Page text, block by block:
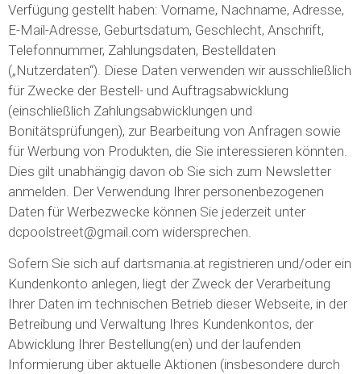
Verfügung gestellt haben: Vorname, Nachname, Adresse,
E-Mail-Adresse, Geburtsdatum, Geschlecht, Anschrift,
Telefonnummer, Zahlungsdaten, Bestelldaten
(„Nutzerdaten“). Diese Daten verwenden wir ausschließlich
für Zwecke der Bestell- und Auftragsabwicklung
(einschließlich Zahlungsabwicklungen und
Bonitätsprüfungen), zur Bearbeitung von Anfragen sowie
für Werbung von Produkten, die Sie interessieren könnten.
Dies gilt unabhängig davon ob Sie sich zum Newsletter
anmelden. Der Verwendung Ihrer personenbezogenen
Daten für Werbezwecke können Sie jederzeit unter
dcpoolstreet@gmail.com widersprechen.
Sofern Sie sich auf dartsmania.at registrieren und/oder ein
Kundenkonto anlegen, liegt der Zweck der Verarbeitung
Ihrer Daten im technischen Betrieb dieser Webseite, in der
Betreibung und Verwaltung Ihres Kundenkontos, der
Abwicklung Ihrer Bestellung(en) und der laufenden
Informierung über aktuelle Aktionen (insbesondere durch